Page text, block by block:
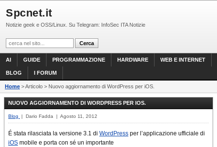
Spcnet.it
Notizie geek e OSS/Linux. Su Telegram: InfoSec ITA Notizie
AI GUIDE PROGRAMMAZIONE HARDWARE WEB E INTERNET
BLOG I FORUM
Home > Articolo > Nuovo aggiornamento di WordPress per iOS.
NUOVO AGGIORNAMENTO DI WORDPRESS PER IOS.
Blog | Dario Fadda | Agosto 11, 2012
É stata rilasciata la versione 3.1 di WordPress per l’applicazione ufficiale di
iOS mobile e porta con sé un importante